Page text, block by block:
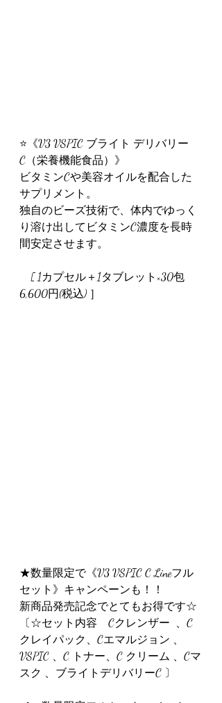
⭐️《V3 VSPIC ブライト デリバリー
C（栄養機能食品）》
ビタミンCや美容オイルを配合した
サプリメント。
独自のビーズ技術で、体内でゆっく
り溶け出してビタミンC濃度を長時
間安定させます。
[ 1カプセル＋1タブレット×30包
6,600円(税込) ］
★数量限定で《V3 VSPIC C Lineフル
セット》キャンペーンも！！
新商品発売記念でとてもお得です☆
〔☆セット内容　Cクレンザー  、C
クレイパック、Cエマルジョン 、
VSPIC 、C トナー、C クリーム 、Cマ
スク 、ブライトデリバリーC 〕